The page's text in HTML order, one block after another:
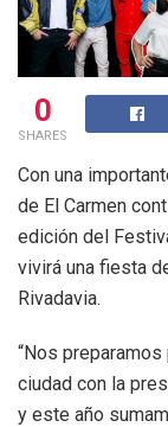
0
SHARES
Con una
de El Carmen
edición del
vivirá una fiesta
Rivadavia.
“Nos
ciudad con la
y este año